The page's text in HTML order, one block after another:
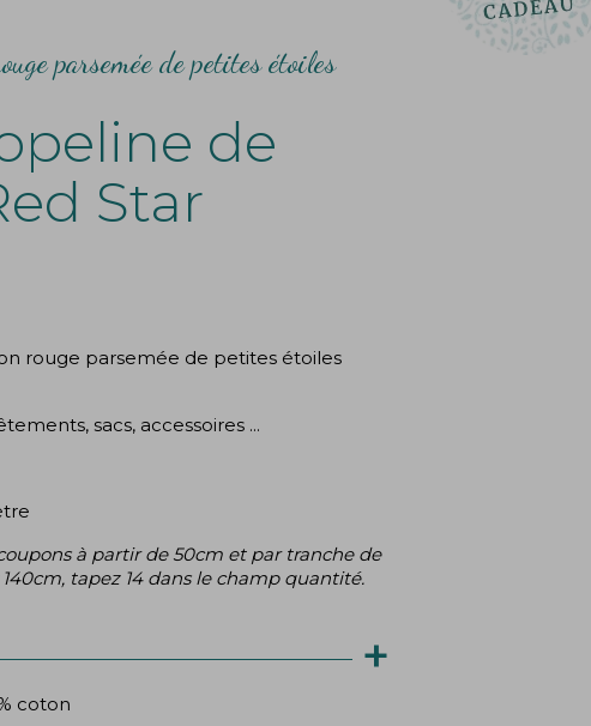
parsemée de petites étoiles
de
Star
(1 avis)
rouge parsemée de petites étoiles
sacs, accessoires ...
à partir de 50cm et par tranche de
tapez 14 dans le champ quantité.
+
coton